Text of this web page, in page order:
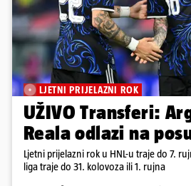
LJETNI PRIJELAZNI ROK
UŽIVO Transferi:
Reala odlazi na
Ljetni prijelazni rok u HNL-u traje do 7.
liga traje do 31. kolovoza ili 1. rujna